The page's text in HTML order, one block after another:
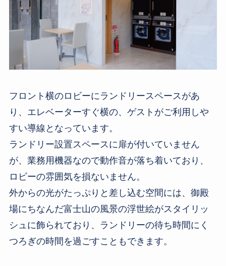
フロント横のロビーにランドリースペースがあ
り、エレベーターすぐ横の、ゲストがご利用しや
すい導線となっています。
ランドリー設置スペースに扉が付いていません
が、業務用機器なので動作音が落ち着いており、
ロビーの雰囲気を損ないません。
外からの光がたっぷりと差し込む空間には、御殿
場にちなんだ富士山の風景の浮世絵がスタイリッ
シュに飾られており、ランドリーの待ち時間にく
つろぎの時間を過ごすこともできます。